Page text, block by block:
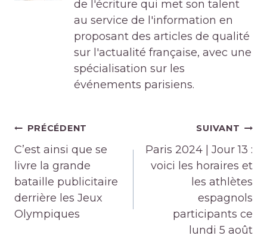
de l'écriture qui met son talent
au service de l'information en
proposant des articles de qualité
sur l'actualité française, avec une
spécialisation sur les
événements parisiens.
Navigation
de
l’article
PRÉCÉDENT
C’est ainsi que se
livre la grande
bataille publicitaire
derrière les Jeux
Olympiques
SUIVANT
Paris 2024 | Jour 13 :
voici les horaires et
les athlètes
espagnols
participants ce
lundi 5 août